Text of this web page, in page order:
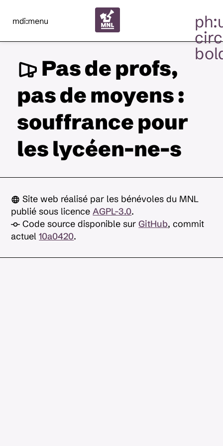
mdi:menu
Pas de profs,
pas de moyens :
souffrance pour
les lycéen-ne-s
Site web réalisé par les bénévoles du MNL
publié sous licenceAGPL-3.0.
Code source disponible surGitHub, commit
actuel10a0420.